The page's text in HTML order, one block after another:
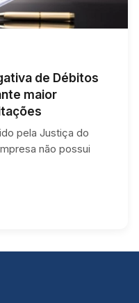
de Débitos
maior
pela Justiça do
não possui